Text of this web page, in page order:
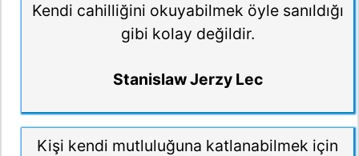
Kendi cahilliğini okuyabilmek öyle sanıldığı
gibi kolay değildir.
Stanislaw Jerzy Lec
Kişi kendi mutluluğuna katlanabilmek için